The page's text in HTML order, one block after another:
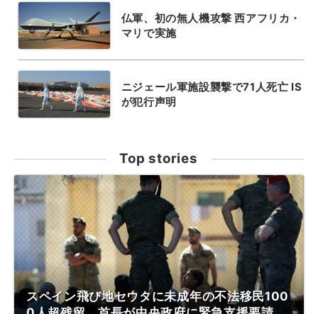
仏軍、初の無人機攻撃 西アフリカ・
マリで実施
ニジェール軍施設襲撃で71人死亡 IS
が犯行声明
Top stories
スペイン飛び地セウタに未成年の不法移民100